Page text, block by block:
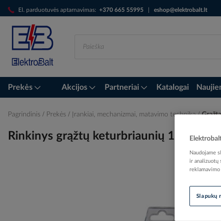
El. parduotuvės aptarnavimas: +370 665 55995 eshop@elektrobalt.lt
Skip
to
Content
Prekės Akcijos Partneriai Katalogai
Pagrindinis Prekės Įrankiai, mechanizmai, matavimo technika
Rinkinys grąžtų keturbriaunių 12vnt.
Naudojame
ir analizuotų
reklamavimo
Slapukų